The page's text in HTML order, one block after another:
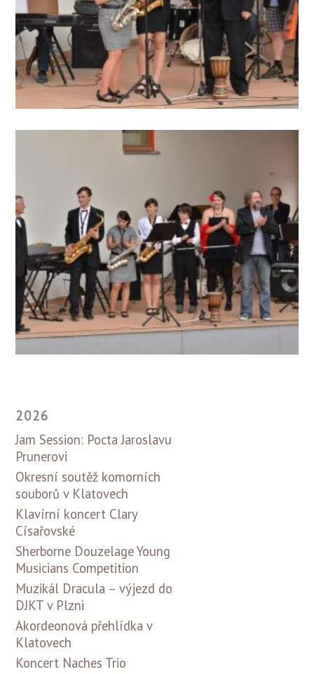
2026
Jam Session: Pocta Jaroslavu
Prunerovi
Okresní soutěž komorních
souborů v Klatovech
Klavírní koncert Clary
Císařovské
Sherborne Douzelage Young
Musicians Competition
Muzikál Dracula – výjezd do
DJKT v Plzni
Akordeonová přehlídka v
Klatovech
Koncert Naches Trio